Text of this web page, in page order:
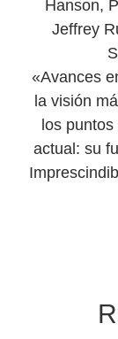
Hanson,
Jeffrey
«Avances
la visión
los
actual: su